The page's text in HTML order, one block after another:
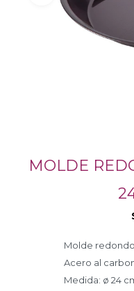
MOLDE
Molde
Acero al
Medida: ø 24